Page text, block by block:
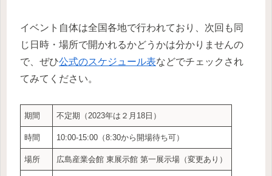
イベント自体は全国各地で行われており、次回も同
じ日時・場所で開かれるかどうかは分かりませんの
で、ぜひ公式のスケジュール表などでチェックされ
てみてください。
期間 不定期（2023年は２月18日）
時間 10:00-15:00（8:30から開場待ち可）
場所 広島産業会館 東展示館 第一展示場（変更あり）